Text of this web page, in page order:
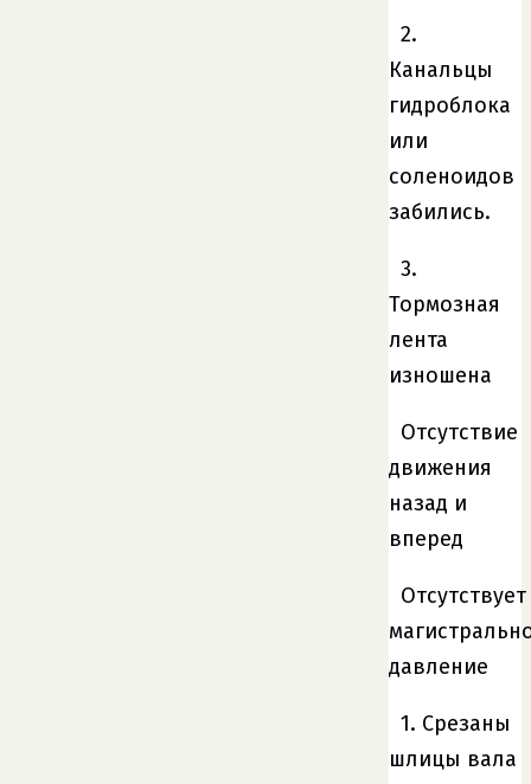
2.
Канальцы
гидроблока
или
соленоидов
забились.
3.
Тормозная
лента
изношена
Отсутствие
движения
назад и
вперед
Отсутствует
давление
1. Срезаны
шлицы вала